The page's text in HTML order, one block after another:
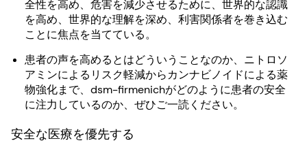
全性を高め、危害を減少させるために、世界的な認識
を高め、世界的な理解を深め、利害関係者を巻き込む
ことに焦点を当てている。
患者の声を高めるとはどういうことなのか、ニトロソ
アミンによるリスク軽減からカンナビノイドによる薬
物強化まで、dsm-firmenichがどのように患者の安全
に注力しているのか、ぜひご一読ください。
安全な医療を優先する